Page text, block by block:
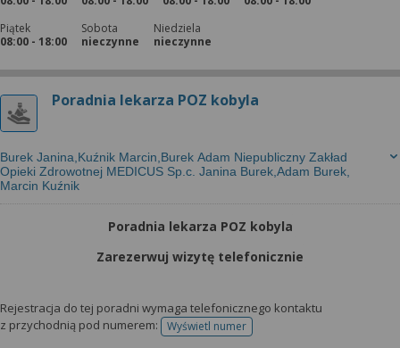
Piątek
08:00 - 18:00
Sobota
nieczynne
Niedziela
nieczynne
Poradnia lekarza POZ kobyla
Burek Janina,Kuźnik Marcin,Burek Adam Niepubliczny Zakład
Opieki Zdrowotnej MEDICUS Sp.c. Janina Burek,Adam Burek,
Marcin Kuźnik
Poradnia lekarza POZ kobyla
Zarezerwuj wizytę telefonicznie
Rejestracja do tej poradni wymaga telefonicznego kontaktu
z przychodnią pod numerem:
Wyświetl numertelefonu do rejestracji